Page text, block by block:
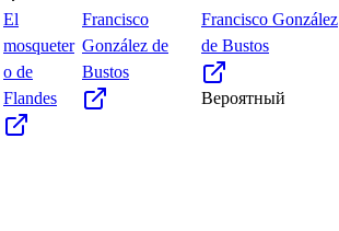
El
mosqueter
o de
Flandes
Francisco
González de
Bustos
Francisco González
de Bustos
Вероятный